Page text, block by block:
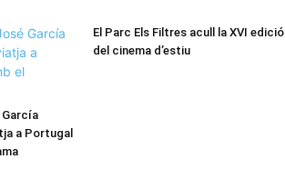
a Portugal
El Parc Els Filtres acull la XVI edició
del cinema d’estiu